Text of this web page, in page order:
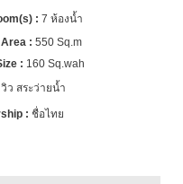
7 ห้องน้ำ
550 Sq.m
160 Sq.wah
วิว สระว่ายน้ำ
ชื่อไทย